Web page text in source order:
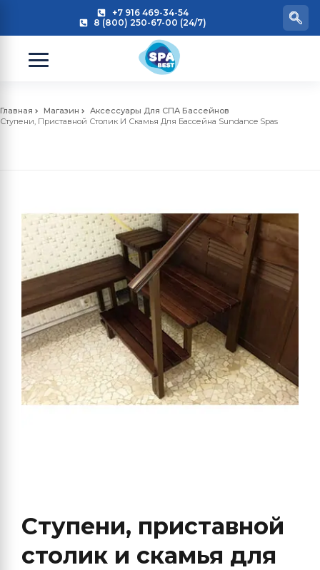
+7 916 469-34-54
8 (800) 250-67-00 (24/7)
Главная Магазин
Аксессуары Для СПА Бассейнов
Ступени, Приставной Столик И Скамья Для Бассейна Sundance Spas
Ступени, приставной
столик и скамья для